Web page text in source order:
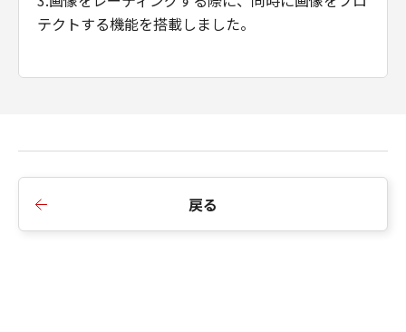
テクトする機能を搭載しました。
2. [DISPレベル2]の[撮影情報表示]において、デジ
タルテレコンのアイコンを表示可能になりまし
戻る